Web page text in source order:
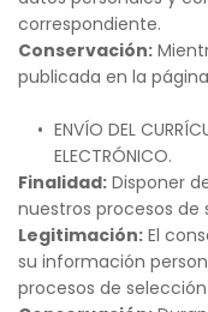
correspondiente.
Conservación:
publicada en la
ENVÍO DEL
ELECTRÓNICO.
Finalidad: Disponer
nuestros procesos de
Legitimación: El
su información
procesos de